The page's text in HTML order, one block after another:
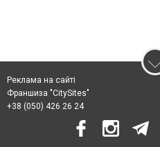
Реклама на сайті
Франшиза "CitySites"
+38 (050) 426 26 24